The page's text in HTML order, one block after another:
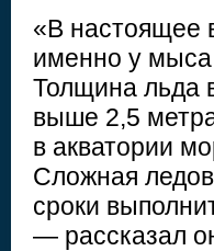
«В настоящее
именно у
Толщина льда
выше 2,5
в акватории
Сложная
сроки
— рассказал